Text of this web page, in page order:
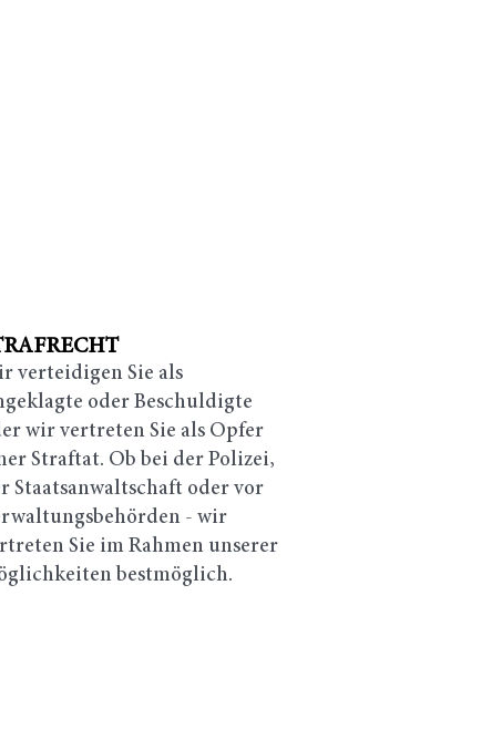
verteidigen Sie als
oder Beschuldigte
wir vertreten Sie als Opfer
Straftat. Ob bei der Polizei,
Staatsanwaltschaft oder vor
- wir
Sie im Rahmen unserer
bestmöglich.